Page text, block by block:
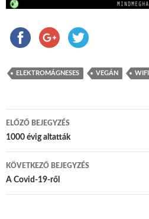
ELEKTROMÁGNESES VEGÁN WIFI
Bejegyzés navigáció
ELŐZŐ BEJEGYZÉS
1000 évig altatták
KÖVETKEZŐ BEJEGYZÉS
A Covid-19-ről